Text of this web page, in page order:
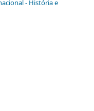
- História e